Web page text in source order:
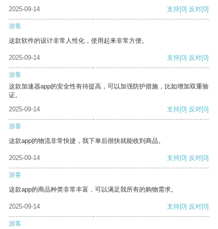
2025-09-14 支持[0] 反对[0]
游客
这款软件的设计非常人性化，使用起来非常方便。
2025-09-14 支持[0] 反对[0]
游客
这款加速器app的安全性有待提高，可以加强防护措施，比如增加双重验
证。
2025-09-14
支持[0] 反对[0]
游客
这款app的物流非常快捷，我下单后很快就能收到商品。
2025-09-14 支持[0] 反对[0]
游客
这款app的商品种类非常丰富，可以满足我所有的购物需求。
2025-09-14 支持[0] 反对[0]
游客